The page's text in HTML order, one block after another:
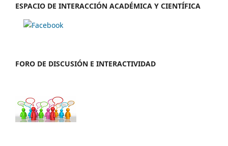
ESPACIO DE INTERACCIÓN ACADÉMICA Y CIENTÍFICA
FORO DE DISCUSIÓN E INTERACTIVIDAD